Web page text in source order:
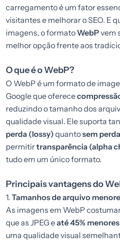
carregamento é um fator
visitantes e melhorar o SEO. E
imagens, o formatoWebPvem
melhor opção frente aos
O que é o WebP?
O WebP é um formato de
Google que oferece
reduzindo o tamanho dos
qualidade visual. Ele suporta
perda (lossy) quantosem
permitirtransparência (alpha
tudo em um único formato.
Principais vantagens do
1. Tamanhos de arquivo
As imagens em WebP
que as JPEG eaté 45% menores
uma qualidade visual